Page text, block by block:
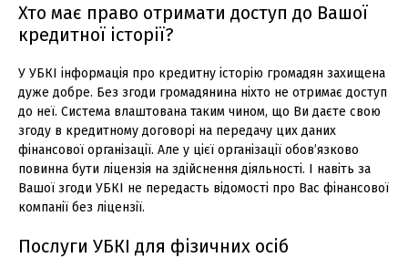
Хто має право отримати доступ до Вашої
кредитної історії?
У УБКІ інформація про кредитну історію громадян захищена
дуже добре. Без згоди громадянина ніхто не отримає доступ
до неї. Система влаштована таким чином, що Ви даєте свою
згоду в кредитному договорі на передачу цих даних
фінансової організації. Але у цієї організації обов’язково
повинна бути ліцензія на здійснення діяльності. І навіть за
Вашої згоди УБКІ не передасть відомості про Вас фінансової
компанії без ліцензії.
Послуги УБКІ для фізичних осіб